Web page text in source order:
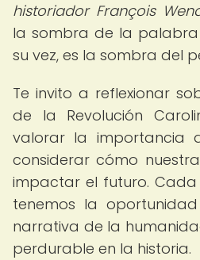
historiador François
la sombra de la
su vez, es la sombra del
Te invito a reflexionar
de la Revolución
valorar la importancia
considerar cómo
impactar el futuro. Cada
tenemos la
narrativa de la
perdurable en la historia.